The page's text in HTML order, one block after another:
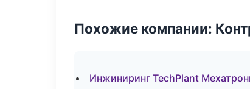
Похожие компании:
Инжиниринг TechPlant